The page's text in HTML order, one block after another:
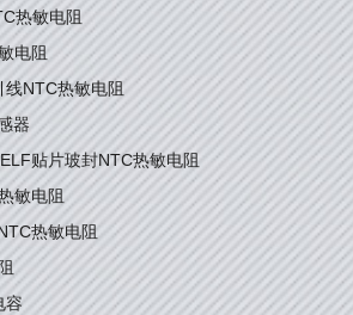
热敏电阻
电阻
线NTC热敏电阻
器
贴片玻封NTC热敏电阻
敏电阻
热敏电阻
容